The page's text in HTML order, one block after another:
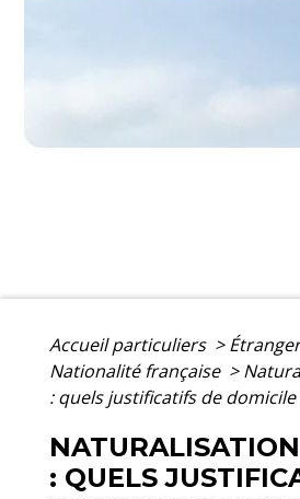
Accueil particuliers >
Nationalité française >
: quels justificatifs de
: QUELS